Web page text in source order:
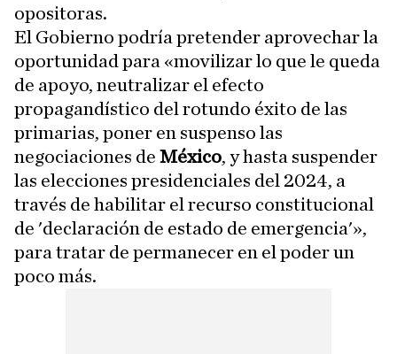
opositoras.
El Gobierno podría pretender aprovechar la
oportunidad para «movilizar lo que le queda
de apoyo, neutralizar el efecto
propagandístico del rotundo éxito de las
primarias, poner en suspenso las
negociaciones de México, y hasta suspender
las elecciones presidenciales del 2024, a
través de habilitar el recurso constitucional
de 'declaración de estado de emergencia'»,
para tratar de permanecer en el poder un
poco más.